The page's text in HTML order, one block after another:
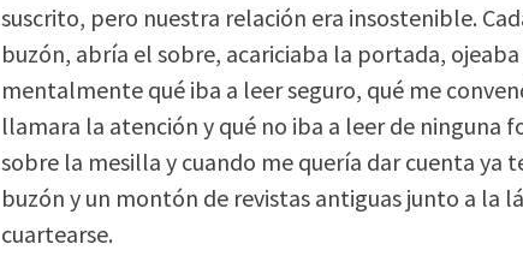
suscrito, pero nuestra relación era insostenible.
buzón, abría el sobre, acariciaba la portada,
mentalmente qué iba a leer seguro, qué me
llamara la atención y qué no iba a leer de ninguna
sobre la mesilla y cuando me quería dar cuenta ya
buzón y un montón de revistas antiguas junto a la
cuartearse.